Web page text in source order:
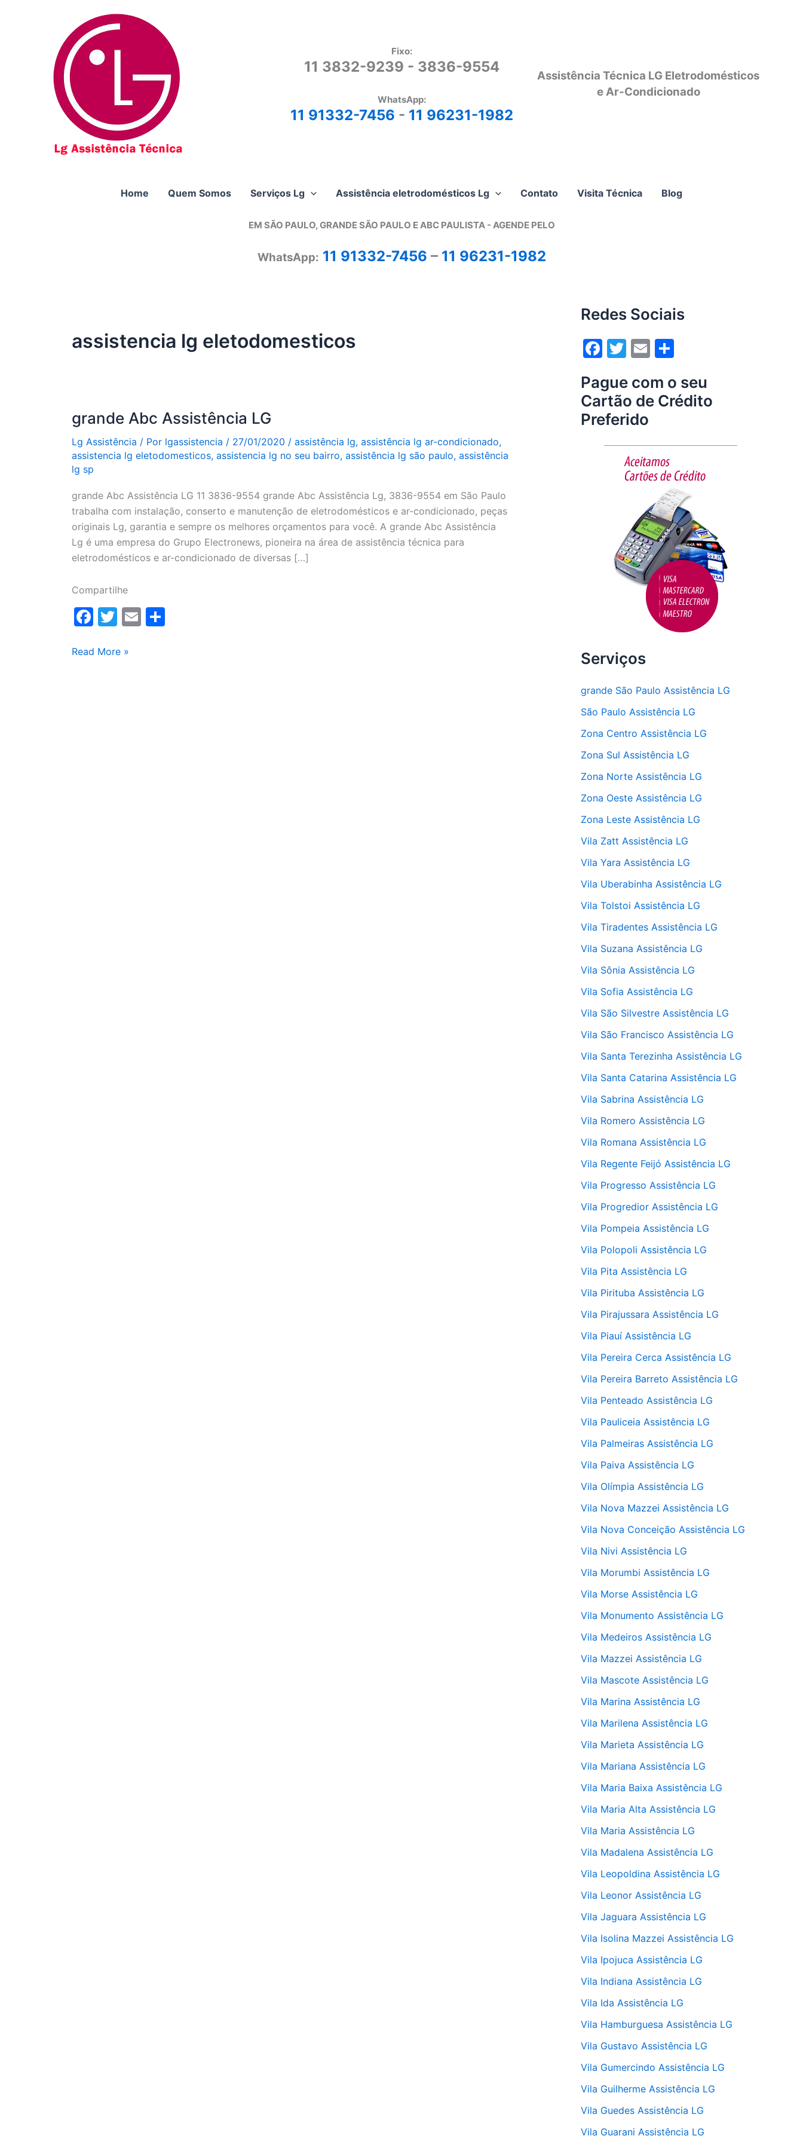
Fixo:
11 3832-9239 - 3836-9554
WhatsApp:
11 91332-7456 - 11 96231-1982
Assistência Técnica LG Eletrodomésticos
e Ar-Condicionado
Home Quem Somos Serviços Lg Assistência eletrodomésticos Lg Contato Visita Técnica Blog
EM SÃO PAULO, GRANDE SÃO PAULO E ABC PAULISTA - AGENDE PELO
WhatsApp: 11 91332-7456 – 11 96231-1982
assistencia lg eletodomesticos
grande Abc Assistência LG
Lg Assistência / Por lgassistencia / 27/01/2020 / assistência lg, assistência lg ar-condicionado,
assistencia lg eletodomesticos, assistencia lg no seu bairro, assistência lg são paulo, assistência
lg sp
grande Abc Assistência LG 11 3836-9554 grande Abc Assistência Lg, 3836-9554 em São Paulo
trabalha com instalação, conserto e manutenção de eletrodomésticos e ar-condicionado, peças
originais Lg, garantia e sempre os melhores orçamentos para você. A grande Abc Assistência
Lg é uma empresa do Grupo Electronews, pioneira na área de assistência técnica para
eletrodomésticos e ar-condicionado de diversas […]
Compartilhe
F
c
T
itt
E
grande
Read More »
Redes Sociais
F
c
e
b
o
T
itt
er
E
ai
l
ar
e
Pague com o seu
Cartão de Crédito
Preferido
Serviços
grande São Paulo Assistência LG
São Paulo Assistência LG
Zona Centro Assistência LG
Zona Sul Assistência LG
Zona Norte Assistência LG
Zona Oeste Assistência LG
Zona Leste Assistência LG
Vila Zatt Assistência LG
Vila Yara Assistência LG
Vila Uberabinha Assistência LG
Vila Tolstoi Assistência LG
Vila Tiradentes Assistência LG
Vila Suzana Assistência LG
Vila Sônia Assistência LG
Vila Sofia Assistência LG
Vila São Silvestre Assistência LG
Vila São Francisco Assistência LG
Vila Santa Terezinha Assistência LG
Vila Santa Catarina Assistência LG
Vila Sabrina Assistência LG
Vila Romero Assistência LG
Vila Romana Assistência LG
Vila Regente Feijó Assistência LG
Vila Progresso Assistência LG
Vila Progredior Assistência LG
Vila Pompeia Assistência LG
Vila Polopoli Assistência LG
Vila Pita Assistência LG
Vila Pirituba Assistência LG
Vila Pirajussara Assistência LG
Vila Piauí Assistência LG
Vila Pereira Cerca Assistência LG
Vila Pereira Barreto Assistência LG
Vila Penteado Assistência LG
Vila Pauliceia Assistência LG
Vila Palmeiras Assistência LG
Vila Paiva Assistência LG
Vila Olímpia Assistência LG
Vila Nova Mazzei Assistência LG
Vila Nova Conceição Assistência LG
Vila Nivi Assistência LG
Vila Morumbi Assistência LG
Vila Morse Assistência LG
Vila Monumento Assistência LG
Vila Medeiros Assistência LG
Vila Mazzei Assistência LG
Vila Mascote Assistência LG
Vila Marina Assistência LG
Vila Marilena Assistência LG
Vila Marieta Assistência LG
Vila Mariana Assistência LG
Vila Maria Baixa Assistência LG
Vila Maria Alta Assistência LG
Vila Maria Assistência LG
Vila Madalena Assistência LG
Vila Leopoldina Assistência LG
Vila Leonor Assistência LG
Vila Jaguara Assistência LG
Vila Isolina Mazzei Assistência LG
Vila Ipojuca Assistência LG
Vila Indiana Assistência LG
Vila Ida Assistência LG
Vila Hamburguesa Assistência LG
Vila Gustavo Assistência LG
Vila Gumercindo Assistência LG
Vila Guilherme Assistência LG
Vila Guedes Assistência LG
Vila Guarani Assistência LG